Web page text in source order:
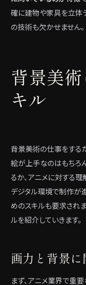
確に建物や家具を立体
の技術も欠かせません。
背景美
キル
背景美術の仕事をする
絵が上手なのはもちろ
るか、アニメに対する
デジタル環境で制作が
めのスキルも要求され
ルを紹介していきます。
画力と背景
まず、アニメ業界で重